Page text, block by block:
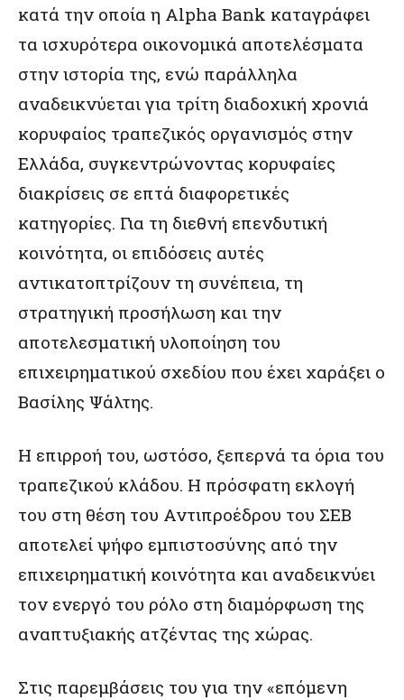
κατά την οποία η Alpha Bank καταγράφει
τα ισχυρότερα οικονομικά αποτελέσματα
στην ιστορία της, ενώ παράλληλα
αναδεικνύεται για τρίτη διαδοχική χρονιά
κορυφαίος τραπεζικός οργανισμός στην
Ελλάδα, συγκεντρώνοντας κορυφαίες
διακρίσεις σε επτά διαφορετικές
κατηγορίες. Για τη διεθνή επενδυτική
κοινότητα, οι επιδόσεις αυτές
αντικατοπτρίζουν τη συνέπεια, τη
στρατηγική προσήλωση και την
αποτελεσματική υλοποίηση του
επιχειρηματικού σχεδίου που έχει χαράξει ο
Βασίλης Ψάλτης.
Η επιρροή του, ωστόσο, ξεπερνά τα όρια του
τραπεζικού κλάδου. Η πρόσφατη εκλογή
του στη θέση του Αντιπροέδρου του ΣΕΒ
αποτελεί ψήφο εμπιστοσύνης από την
επιχειρηματική κοινότητα και αναδεικνύει
τον ενεργό του ρόλο στη διαμόρφωση της
αναπτυξιακής ατζέντας της χώρας.
Στις παρεμβάσεις του για την «επόμενη